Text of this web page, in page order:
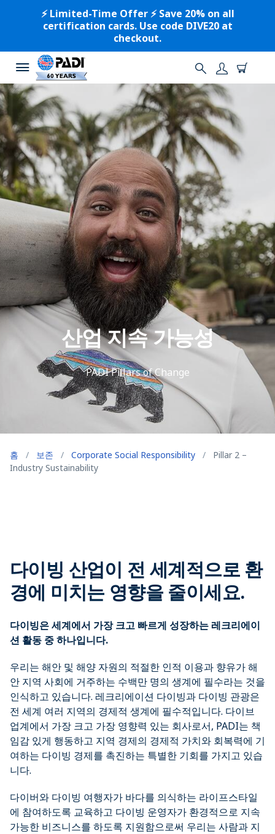
⚡️ Limited-Time Offer ⚡️ Save 20% on all
certification cards. Use code DIVE20 at
checkout.
산업 지속 가능성
PADI Pillars of Change
홈 / 보존 / Corporate Social Responsibility /
Pillar 2 –
Industry Sustainability
다이빙 산업이 전 세계적으로 환
경에 미치는 영향을 줄이세요.
다이빙은 세계에서 가장 크고 빠르게 성장하는 레크리에이
션 활동 중 하나입니다.
우리는 해안 및 해양 자원의 적절한 인적 이용과 향유가 해
안 지역 사회에 거주하는 수백만 명의 생계에 필수라는 것을
인식하고 있습니다. 레크리에이션 다이빙과 다이빙 관광은
전 세계 여러 지역의 경제적 생계에 필수적입니다. 다이브
업계에서 가장 크고 가장 영향력 있는 회사로서, PADI는 책
임감 있게 행동하고 지역 경제의 경제적 가치와 회복력에 기
여하는 다이빙 경제를 촉진하는 특별한 기회를 가지고 있습
니다.
다이버와 다이빙 여행자가 바다를 의식하는 라이프스타일
에 참여하도록 교육하고 다이빙 운영자가 환경적으로 지속
가능한 비즈니스를 하도록 지원함으로써 우리는 사람과 지